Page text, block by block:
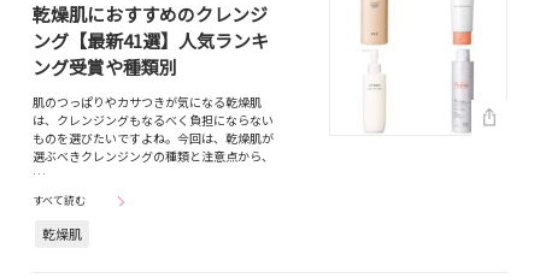
乾燥肌におすすめのクレンジ
ング【最新41選】人気ランキ
ング受賞や種類別
肌のつっぱりやカサつきが気になる乾燥肌
は、クレンジングもなるべく負担にならない
ものを選びたいですよね。今回は、乾燥肌が
選ぶべきクレンジングの種類と注意点から、
…
すべて読む
乾燥肌